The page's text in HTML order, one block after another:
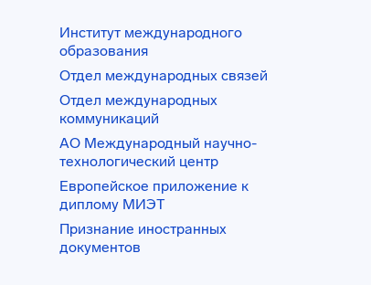
Институт международного
образования
Отдел международных связей
Отдел международных
коммуникаций
АО Международный научно-
технологический центр
Европейское приложение к
диплому МИЭТ
Признание иностранных
документов